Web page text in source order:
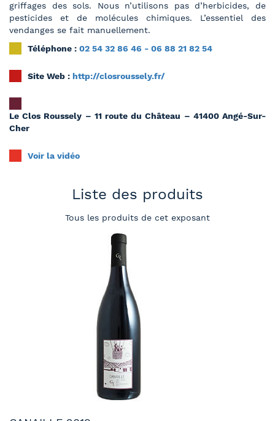
griffages des sols. Nous n’utilisons pas d’herbicides, de
pesticides et de molécules chimiques. L’essentiel des
vendanges se fait manuellement.
Téléphone : 02 54 32 86 46 - 06 88 21 82 54
Site Web : http://closroussely.fr/
Le Clos Roussely – 11 route du Château – 41400 Angé-Sur-
Cher
Voir la vidéo
Liste des produits
Tous les produits de cet exposant